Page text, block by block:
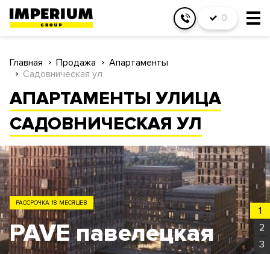
0
Главная Продажа
Апартаменты
Садовническая ул
АПАРТАМЕНТЫ УЛИЦА
САДОВНИЧЕСКАЯ УЛ
1
2
3
ЗАО
Родина Парк